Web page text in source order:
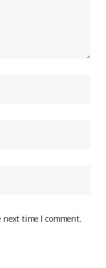
time I comment.